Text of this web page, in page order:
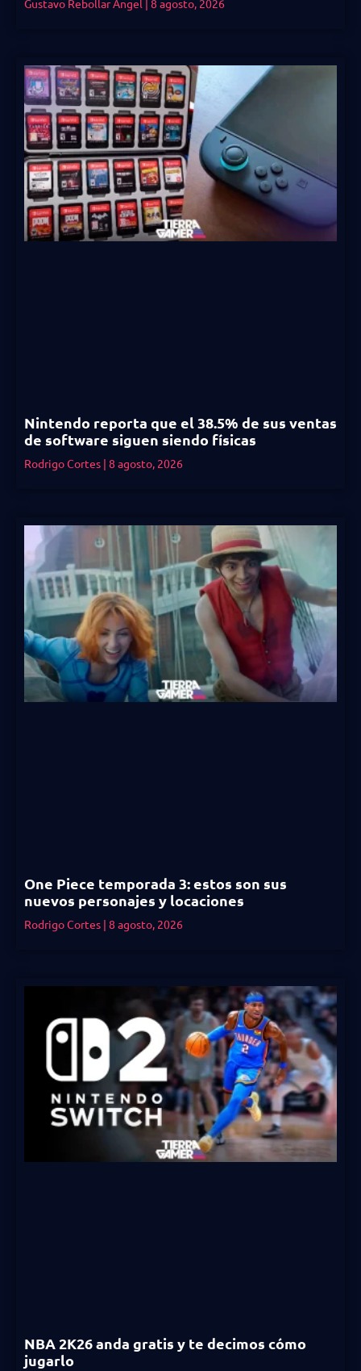
Gustavo Rebollar Angel 8 agosto, 2026
Nintendo reporta que el 38.5% de sus ventas
de software siguen siendo físicas
Rodrigo Cortes 8 agosto, 2026
One Piece temporada 3: estos son sus
nuevos personajes y locaciones
Rodrigo Cortes 8 agosto, 2026
NBA 2K26 anda gratis y te decimos cómo
jugarlo